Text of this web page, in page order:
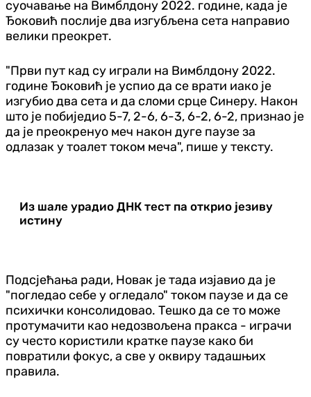
суочавање на Вимблдону 2022. године, када је
Ђоковић послије два изгубљена сета направио
велики преокрет.
"Први пут кад су играли на Вимблдону 2022.
године Ђоковић је успио да се врати иако је
изгубио два сета и да сломи срце Синеру. Након
што је побиједио 5-7, 2-6, 6-3, 6-2, 6-2, признао је
да је преокренуо меч након дуге паузе за
одлазак у тоалет током меча", пише у тексту.
Из шале урадио ДНК тест па открио језиву
истину
Подсјећања ради, Новак је тада изјавио да је
"погледао себе у огледало" током паузе и да се
психички консолидовао. Тешко да се то може
протумачити као недозвољена пракса - играчи
су често користили кратке паузе како би
повратили фокус, а све у оквиру тадашњих
правила.